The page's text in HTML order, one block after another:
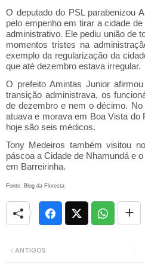
O deputado do PSL parabenizou
pelo empenho em tirar a cidade
administrativo. Ele pediu união de
momentos tristes na
exemplo da regularização da
que até dezembro estava irregular.
O prefeito Amintas Junior
transição administrava, os
de dezembro e nem o décimo.
atuava e morava em Boa Vista do
hoje são seis médicos.
Tony Medeiros também visitou
páscoa a Cidade de Nhamundá e
em Barreirinha.
Fonte: Blog da Floresta
ANTIGOS